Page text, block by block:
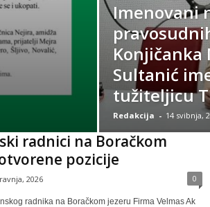
Imenovani
Konjičanka
Sultanić
tužiteljicu
Redakcija - 14 svibnja,
radnici na Boračkom
pozicije
2026 0
radnika na Boračkom jezeru Firma Velmas Ak